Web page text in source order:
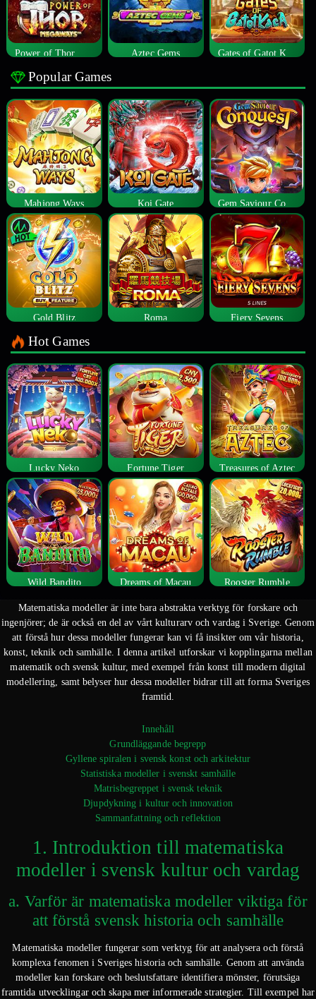
Aztec Gems
Popular Games
Mahjong Ways Koi Gate Gem Saviour Conquest
Gold Blitz Roma Fiery Sevens
Hot Games
Lucky Neko Fortune Tiger Treasures of Aztec
Wild Bandito Dreams of Macau Rooster Rumble
Matematiska modeller är inte bara abstrakta verktyg för forskare och
ingenjörer; de är också en del av vårt kulturarv och vardag i Sverige. Genom
att förstå hur dessa modeller fungerar kan vi få insikter om vår historia,
konst, teknik och samhälle. I denna artikel utforskar vi kopplingarna mellan
matematik och svensk kultur, med exempel från konst till modern digital
modellering, samt belyser hur dessa modeller bidrar till att forma Sveriges
framtid.
Innehåll
Grundläggande begrepp
Gyllene spiralen i svensk konst och arkitektur
Statistiska modeller i svenskt samhälle
Matrisbegreppet i svensk teknik
Djupdykning i kultur och innovation
Sammanfattning och reflektion
1. Introduktion till matematiska
modeller i svensk kultur och vardag
a. Varför är matematiska modeller viktiga för
att förstå svensk historia och samhälle
Matematiska modeller fungerar som verktyg för att analysera och förstå
komplexa fenomen i Sveriges historia och samhälle. Genom att använda
modeller kan forskare och beslutsfattare identifiera mönster, förutsäga
framtida utvecklingar och skapa mer informerade strategier. Till exempel har